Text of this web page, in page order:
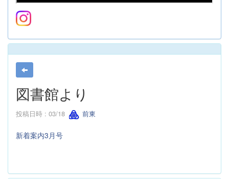
図書館より
投稿日時 : 03/18 前東
新着案内3月号